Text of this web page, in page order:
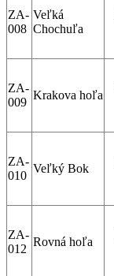
ZA-
008
Veľká
Chochuľa
ZA-
009
Krakova hoľa
ZA-
010
Veľký Bok
ZA-
012
Rovná hoľa